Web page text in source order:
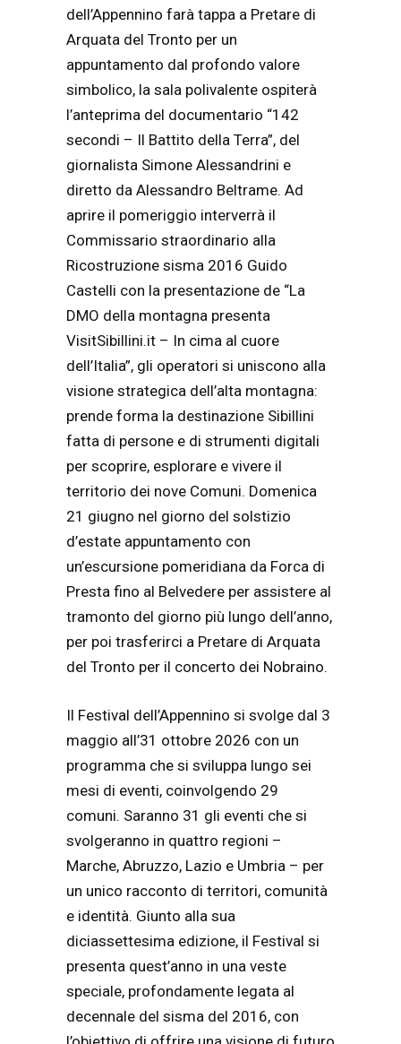
dell’Appennino farà tappa a Pretare di
Arquata del Tronto per un
appuntamento dal profondo valore
simbolico, la sala polivalente ospiterà
l’anteprima del documentario “142
secondi – Il Battito della Terra”, del
giornalista Simone Alessandrini e
diretto da Alessandro Beltrame. Ad
aprire il pomeriggio interverrà il
Commissario straordinario alla
Ricostruzione sisma 2016 Guido
Castelli con la presentazione de “La
DMO della montagna presenta
VisitSibillini.it – In cima al cuore
dell’Italia”, gli operatori si uniscono alla
visione strategica dell’alta montagna:
prende forma la destinazione Sibillini
fatta di persone e di strumenti digitali
per scoprire, esplorare e vivere il
territorio dei nove Comuni. Domenica
21 giugno nel giorno del solstizio
d’estate appuntamento con
un’escursione pomeridiana da Forca di
Presta fino al Belvedere per assistere al
tramonto del giorno più lungo dell’anno,
per poi trasferirci a Pretare di Arquata
del Tronto per il concerto dei Nobraino.
Il Festival dell’Appennino si svolge dal 3
maggio all’31 ottobre 2026 con un
programma che si sviluppa lungo sei
mesi di eventi, coinvolgendo 29
comuni. Saranno 31 gli eventi che si
svolgeranno in quattro regioni –
Marche, Abruzzo, Lazio e Umbria – per
un unico racconto di territori, comunità
e identità. Giunto alla sua
diciassettesima edizione, il Festival si
presenta quest’anno in una veste
speciale, profondamente legata al
decennale del sisma del 2016, con